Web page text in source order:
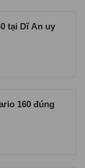
tại Dĩ An uy
160 đúng